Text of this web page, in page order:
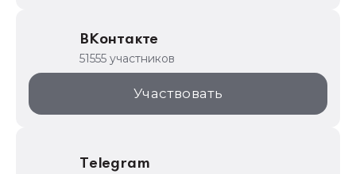
1С:Торговая площадка
ВКонтакте
51555 участников
Участвовать
Telegram